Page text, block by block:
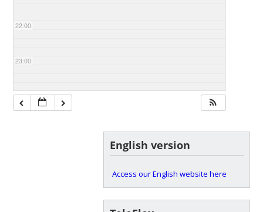
22:00
23:00
English version
Access our English website here